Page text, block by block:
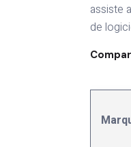
assiste
de